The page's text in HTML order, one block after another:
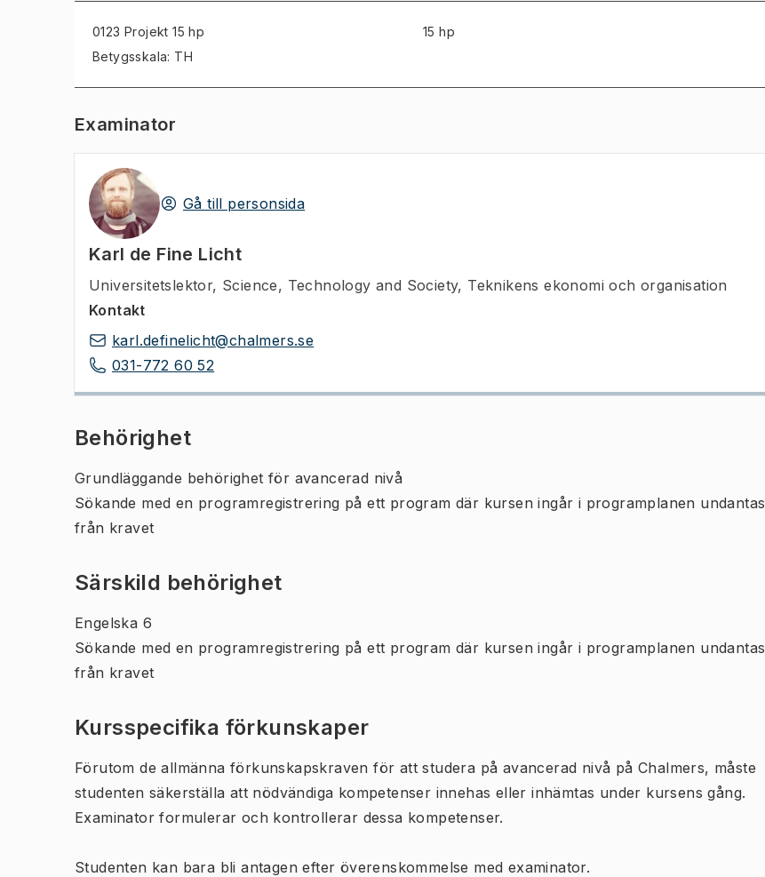
0123 Projekt 15 hp
Betygsskala: TH
15 hp
Examinator
Gå till personsida
Karl de Fine Licht
Universitetslektor, Science, Technology and Society, Teknikens ekonomi och organisation
Kontakt
karl.definelicht@chalmers.se
031-772 60 52
Behörighet
Grundläggande behörighet för avancerad nivå
Sökande med en programregistrering på ett program där kursen ingår i programplanen undantas
från kravet
Särskild behörighet
Engelska 6
Sökande med en programregistrering på ett program där kursen ingår i programplanen undantas
från kravet
Kursspecifika förkunskaper
Förutom de allmänna förkunskapskraven för att studera på avancerad nivå på Chalmers, måste
studenten säkerställa att nödvändiga kompetenser innehas eller inhämtas under kursens gång.
Examinator formulerar och kontrollerar dessa kompetenser.
Studenten kan bara bli antagen efter överenskommelse med examinator.